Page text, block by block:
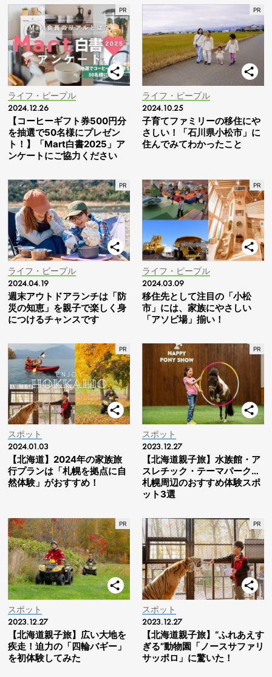
ライフ・ピープル
2024.12.26
【コーヒーギフト券500円分
を抽選で50名様にプレゼン
ト！】「Mart白書2025」ア
ンケートにご協力ください
ライフ・ピープル
2024.10.25
子育てファミリーの移住にや
さしい！「石川県小松市」に
住んでみてわかったこと
ライフ・ピープル
2024.04.19
週末アウトドアランチは「防
災の知恵」を親子で楽しく身
につけるチャンスです
ライフ・ピープル
2024.03.09
移住先として注目の「小松
市」には、家族にやさしい
「アソビ場」揃い！
スポット
2024.01.03
【北海道】2024年の家族旅
行プランは「札幌を拠点に自
然体験」がおすすめ！
スポット
2023.12.27
【北海道親子旅】水族館・ア
スレチック・テーマパーク…
札幌周辺のおすすめ体験スポ
ット3選
スポット
2023.12.27
【北海道親子旅】広い大地を
疾走！迫力の「四輪バギー」
を初体験してみた
スポット
2023.12.27
【北海道親子旅】“ふれあえす
ぎる”動物園「ノースサファリ
サッポロ」に驚いた！